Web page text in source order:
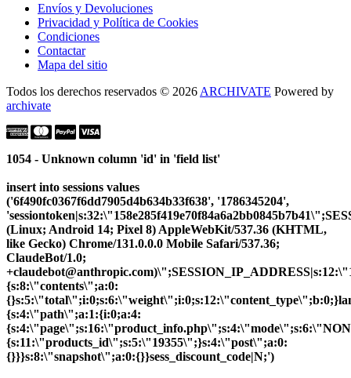
Envíos y Devoluciones
Privacidad y Política de Cookies
Condiciones
Contactar
Mapa del sitio
Todos los derechos reservados © 2026 ARCHIVATE Powered by
archivate
1054 - Unknown column 'id' in 'field list'
insert into sessions values
('6f490fc0367f6dd7905d4b634b33f638', '1786345204',
(Linux; Android 14; Pixel 8) AppleWebKit/537.36 (KHTML,
like Gecko) Chrome/131.0.0.0 Mobile Safari/537.36;
ClaudeBot/1.0;
{s:8:\"contents\";a:0:
{s:4:\"path\";a:1:{i:0;a:4:
{s:11:\"products_id\";s:5:\"19355\";}s:4:\"post\";a:0:
{}}}s:8:\"snapshot\";a:0:{}}sess_discount_code|N;')